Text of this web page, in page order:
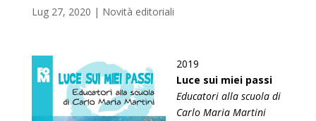
Lug 27, 2020 | Novità editoriali
2019
Luce sui miei passi
Educatori alla scuola di
Carlo Maria Martini